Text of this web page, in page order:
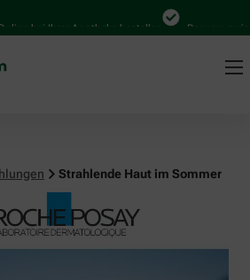
Ihrer Apotheke bestellen Bequem zwischen
Strahlende Haut im Sommer